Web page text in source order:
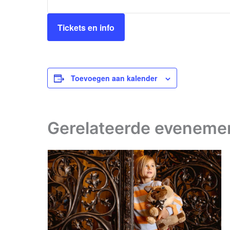
Tickets en info
Toevoegen aan kalender
Gerelateerde